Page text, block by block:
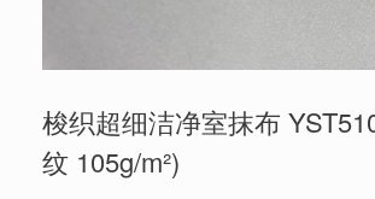
梭织超细洁净室抹布
纹 105g/m²)